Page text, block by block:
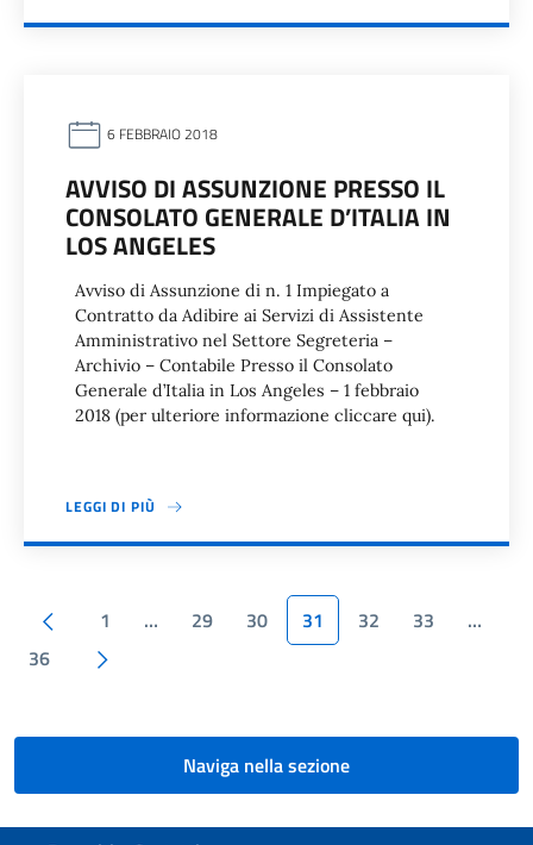
6 FEBBRAIO 2018
AVVISO DI ASSUNZIONE PRESSO IL
CONSOLATO GENERALE D’ITALIA IN
LOS ANGELES
Avviso di Assunzione di n. 1 Impiegato a
Contratto da Adibire ai Servizi di Assistente
Amministrativo nel Settore Segreteria –
Archivio – Contabile Presso il Consolato
Generale d’Italia in Los Angeles – 1 febbraio
2018 (per ulteriore informazione cliccare qui).
LEGGI DI PIÙ
Paginazione
Pagina precedente
1 … 29 30 31 32 33
…
36
Naviga nella sezione